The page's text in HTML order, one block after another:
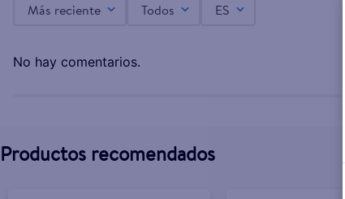
Más reciente Todos ES
No hay comentarios.
Productos recomendados